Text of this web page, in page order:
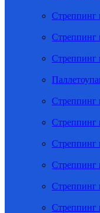
Стреппинг
Стреппинг
Стреппинг
Стреппинг
Стреппинг
Стреппинг
Стреппинг
Стреппинг
Стреппинг